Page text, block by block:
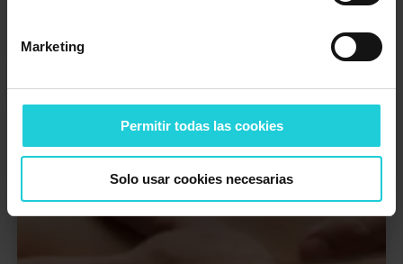
Marketing
Permitir todas las cookies
Solo usar cookies necesarias